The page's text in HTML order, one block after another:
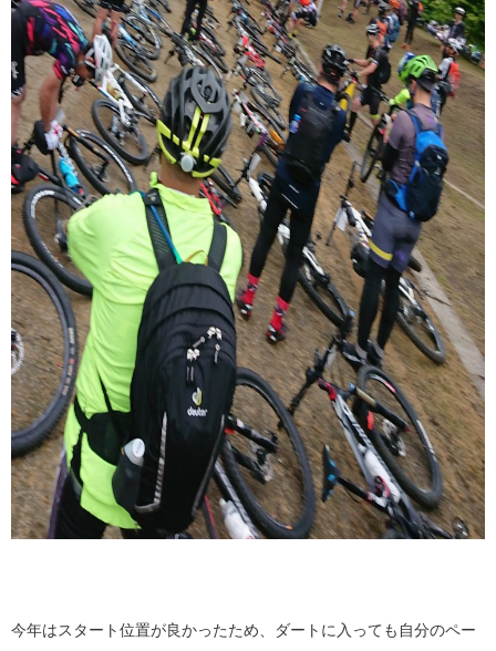
今年はスタート位置が良かったため、ダートに入っても自分のペー